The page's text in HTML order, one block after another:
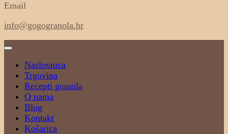
Email
info@gogogranola.hr
Naslovnica
Trgovina
Recepti granola
O nama
Blog
Kontakt
Košarica